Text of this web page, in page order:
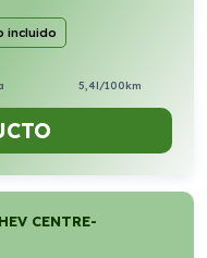
incluido
5,4l/100km
CENTRE-